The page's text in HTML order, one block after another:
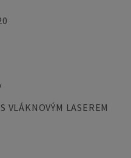
VLÁKNOVÝM LASEREM